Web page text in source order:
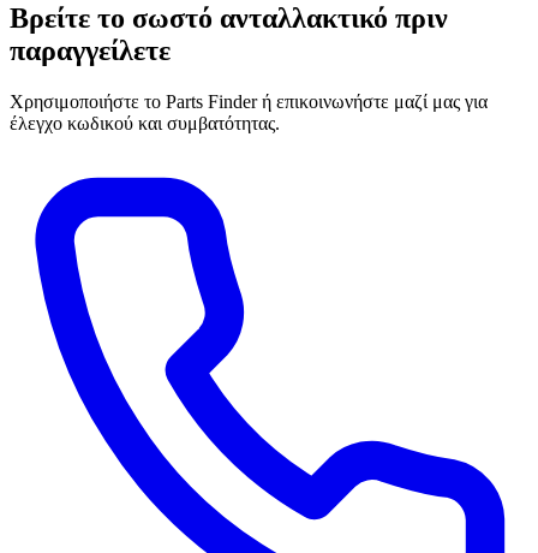
Βρείτε το σωστό ανταλλακτικό πριν
παραγγείλετε
Χρησιμοποιήστε το Parts Finder ή επικοινωνήστε μαζί μας για
έλεγχο κωδικού και συμβατότητας.